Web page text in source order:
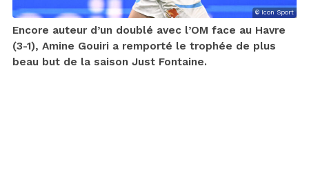
© Icon Sport
Encore auteur d’un doublé avec l’OM face au Havre
(3-1), Amine Gouiri a remporté le trophée de plus
beau but de la saison Just Fontaine.